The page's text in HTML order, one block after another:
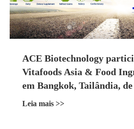
ACE Biotechnology
Vitafoods Asia & Food
em Bangkok, Tailândia, de
setembro de 2023
Leia mais >>